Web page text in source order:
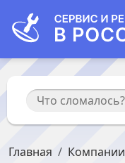
Главная Компании